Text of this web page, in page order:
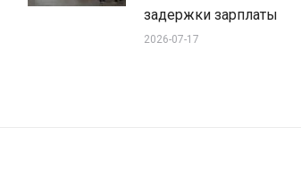
задержки зарплаты
2026-07-17